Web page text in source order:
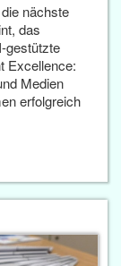
nächste
das
gestützte
Excellence:
Medien
erfolgreich